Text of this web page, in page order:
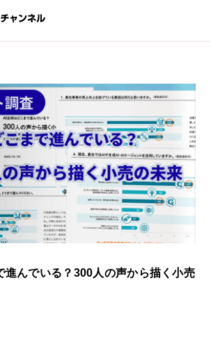
進んでいる？​300人の声から描く小売